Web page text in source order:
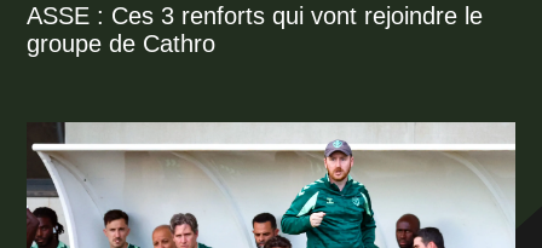
ASSE : Ces 3 renforts qui vont rejoindre le
groupe de Cathro